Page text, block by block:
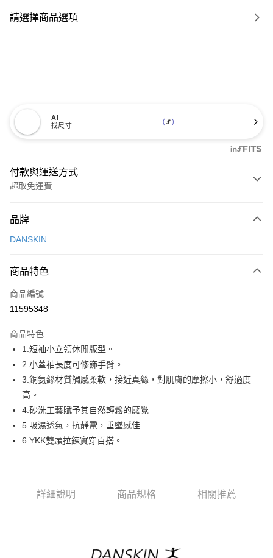
請選擇商品選項
AI
找尺寸
付款與運送方式
超取免運費
信用卡一次付款
LINE Pay
Apple Pay
悠遊付
AFTEE先享後付
相關說明
【關於「AFTEE先享後付」】
AFTEE先享後付是「在收到商品之後才付款」的支付方式。 讓您購物簡單
便利好安心！
１．簡單：不需註冊會員、不需綁卡、不需儲值。
２．便利：只要手機號碼，簡訊認證，即可結帳。
３．安心：先確認商品／服務後，再付款。
結帳頁面，進行簡訊認證並確認金額後，即可完成結帳。
２．訂單成立數日內，您將收到繳費通知簡訊。
ATM付款
運送方式
付款後全家取貨
品牌
DANSKIN
商品特色
商品編號
11595348
商品特色
1.短袖小立領休閒版型。
2.小蓋袖長度可修飾手臂。
3.銅氨絲材質觸感柔軟，接近真絲，對肌膚的摩擦小，舒適度
高。
4.砂洗工藝賦予其自然輕鬆的感覺
5.吸濕透氣，抗靜電，垂墜感佳
6.YKK雙頭拉鍊實穿百搭。
詳細說明 商品規格 相關推薦